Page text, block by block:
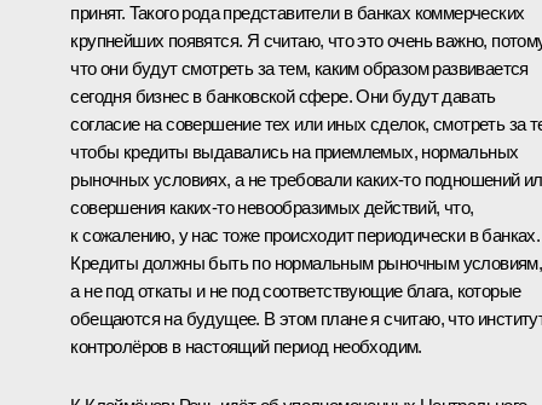
принят. Такого рода представители в банках коммерческих
крупнейших появятся. Я считаю, что это очень важно,
что они будут смотреть за тем, каким образом развивается
сегодня бизнес в банковской сфере. Они будут давать
согласие на совершение тех или иных сделок, смотреть за
чтобы кредиты выдавались на приемлемых, нормальных
рыночных условиях, а не требовали каких‑то подношений
совершения каких‑то невообразимых действий, что,
к сожалению, у нас тоже происходит периодически в банках.
Кредиты должны быть по нормальным рыночным условиям,
а не под откаты и не под соответствующие блага, которые
обещаются на будущее. В этом плане я считаю, что
контролёров в настоящий период необходим.